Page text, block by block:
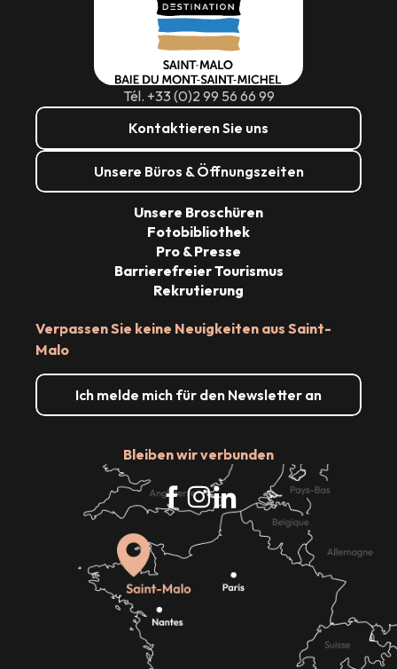
Tél. +33 (0)2 99 56 66 99
Kontaktieren Sie uns
Unsere Büros & Öffnungszeiten
Verpassen Sie keine Neuigkeiten aus Saint-
Malo
Ich melde mich für den Newsletter an
Bleiben wir verbunden
Unsere Broschüren
Fotobibliothek
Pro & Presse
Barrierefreier Tourismus
Rekrutierung